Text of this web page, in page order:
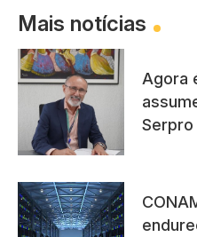
Mais notícias
Agora
Serpro